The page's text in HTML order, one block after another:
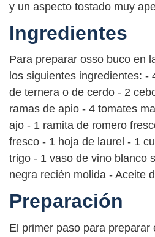
y un aspecto tostado muy
Ingredientes
Para preparar osso buco en
los siguientes ingredientes: -
de ternera o de cerdo - 2
ramas de apio - 4 tomates
ajo - 1 ramita de romero
fresco - 1 hoja de laurel - 1
trigo - 1 vaso de vino blanco
negra recién molida - Aceite
Preparación
El primer paso para preparar